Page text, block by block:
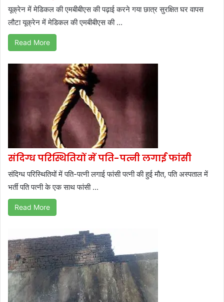
यूक्रेन में मेडिकल की एमबीबीएस की पढ़ाई करने गया छात्र सुरक्षित घर वापस
लौटा यूक्रेन में मेडिकल की एमबीबीएस की ...
Read More
संदिग्ध परिस्थितियों में पति-पत्नी लगाई फांसी
संदिग्ध परिस्थितियों में पति-पत्नी लगाई फांसी पत्नी की हुई मौत, पति अस्पताल में
भर्ती पति पत्नी के एक साथ फांसी ...
Read More